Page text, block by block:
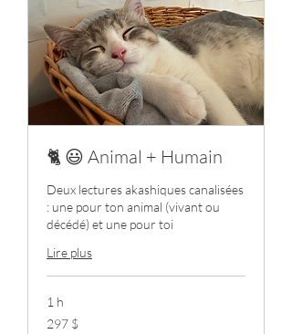
🐈 😃 Animal + Humain
Deux lectures akashiques canalisées
: une pour ton animal (vivant ou
décédé) et une pour toi
Lire plus
1 h
297 dollars
canadiens
297 $